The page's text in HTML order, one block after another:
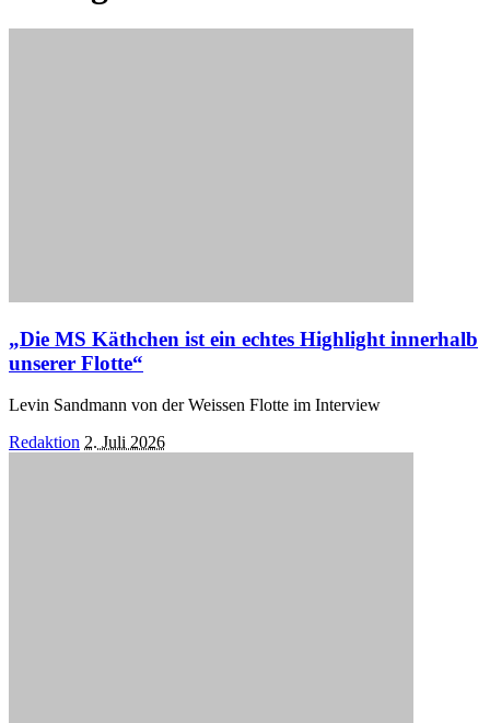
„Die MS Käthchen ist ein echtes Highlight innerhalb
unserer Flotte“
Levin Sandmann von der Weissen Flotte im Interview
Posted
Redaktion 2. Juli 2026